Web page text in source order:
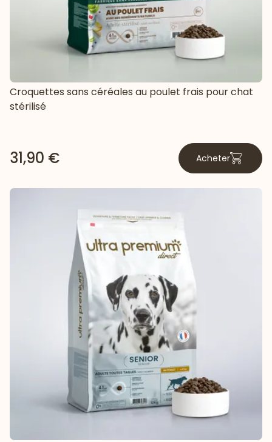
Croquettes sans céréales au poulet frais pour chat
stérilisé
31,90 € Acheter